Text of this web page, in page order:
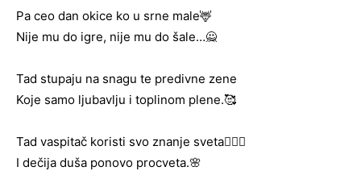
Pa ceo dan okice ko u srne male🦌
Nije mu do igre, nije mu do šale…🙅
Tad stupaju na snagu te predivne zene
Koje samo ljubavlju i toplinom plene.🥰
Tad vaspitač koristi svo znanje sveta👩‍❤️‍👩
I dečija duša ponovo procveta.🌸